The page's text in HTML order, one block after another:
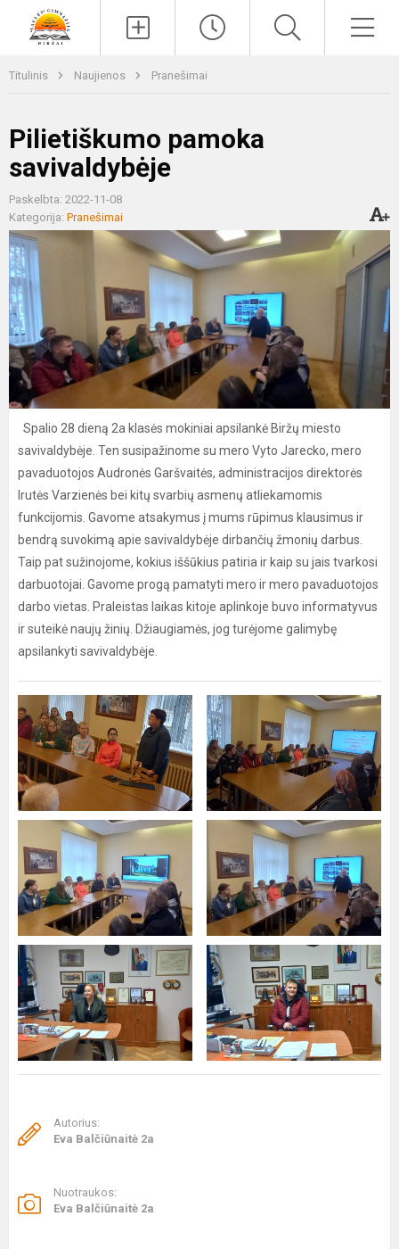
Titulinis Naujienos Pranešimai
Pilietiškumo pamoka
savivaldybėje
Paskelbta: 2022-11-08
Kategorija: Pranešimai
Spalio 28 dieną 2a klasės mokiniai apsilankė Biržų miesto
savivaldybėje. Ten susipažinome su mero Vyto Jarecko, mero
pavaduotojos Audronės Garšvaitės, administracijos direktorės
Irutės Varzienės bei kitų svarbių asmenų atliekamomis
funkcijomis. Gavome atsakymus į mums rūpimus klausimus ir
bendrą suvokimą apie savivaldybėje dirbančių žmonių darbus.
Taip pat sužinojome, kokius iššūkius patiria ir kaip su jais tvarkosi
darbuotojai. Gavome progą pamatyti mero ir mero pavaduotojos
darbo vietas. Praleistas laikas kitoje aplinkoje buvo informatyvus
ir suteikė naujų žinių. Džiaugiamės, jog turėjome galimybę
apsilankyti savivaldybėje.
Autorius:
Eva Balčiūnaitė 2a
Nuotraukos:
Eva Balčiūnaitė 2a